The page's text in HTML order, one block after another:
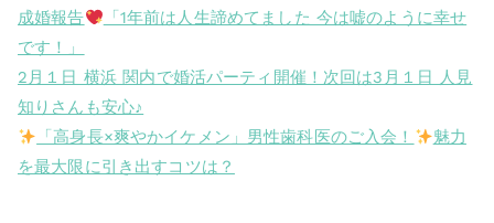
成婚報告
「1年前は人生諦めてました 今は嘘のように幸せ
です！」
2月１日 横浜 関内で婚活パーティ開催！次回は3月１日 人見
知りさんも安心♪
「高身長×爽やかイケメン」男性歯科医のご入会！
魅力
を最大限に引き出すコツは？